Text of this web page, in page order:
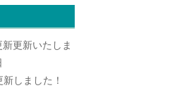
更新いたしま
しました！